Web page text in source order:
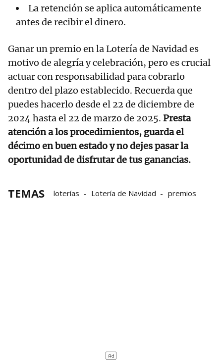
La retención se aplica automáticamente
antes de recibir el dinero.
Ganar un premio en la Lotería de Navidad es
motivo de alegría y celebración, pero es crucial
actuar con responsabilidad para cobrarlo
dentro del plazo establecido. Recuerda que
puedes hacerlo desde el 22 de diciembre de
2024 hasta el 22 de marzo de 2025. Presta
atención a los procedimientos, guarda el
décimo en buen estado y no dejes pasar la
oportunidad de disfrutar de tus ganancias.
TEMAS loterías Lotería de Navidad premios